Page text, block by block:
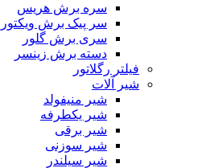
سره برش هریس
سر پیک برش ویکتور
سری برش گلور
دسته برش زینسر
فیلتر رگلاتور
شیر آلات
شیر منیفولد
شیر یکطرفه
شیر برقی
شیر سوزنی
شیر سیلندر